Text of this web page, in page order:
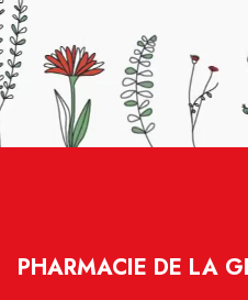
PHARMACIE DE LA